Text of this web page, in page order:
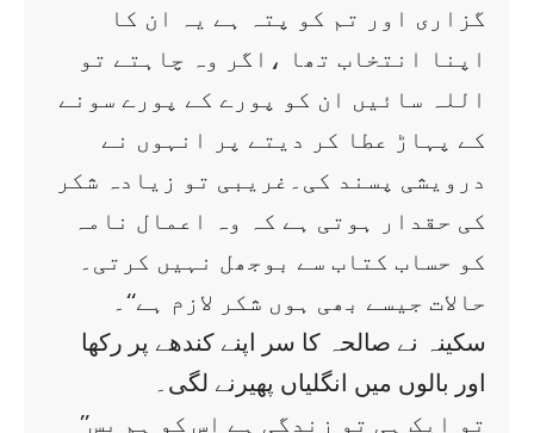
گزاری اور تم کو پتہ ہے یہ ان کا
اپنا انتخاب تھا ،اگر وہ چاہتے تو
اللہ سائیں ان کو پورے کے پورے سونے
کے پہاڑ عطا کر دیتے پر انہوں نے
درویشی پسند کی۔غریبی تو زیادہ شکر
کی حقدار ہوتی ہے کہ وہ اعمال نامہ
کو حساب کتاب سے بوجھل نہیں کرتی۔
حالات جیسے بھی ہوں شکر لازم ہے‘‘۔
سکینہ نے صالحہ کا سر اپنے کندھے پر رکھا
اور بالوں میں انگلیاں پھیرنے لگی۔
’’تو ایک ہی تو زندگی ہے اس کو ہم بس